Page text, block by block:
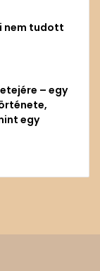
nem tudott
– egy
egy